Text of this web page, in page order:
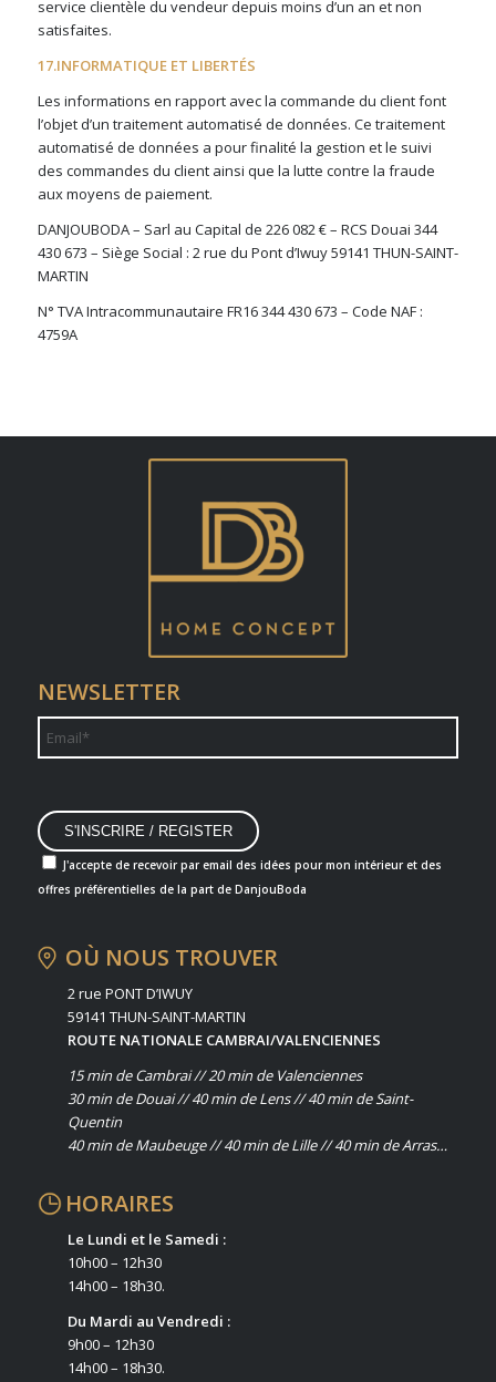
service clientèle du vendeur depuis moins d’un an et non
satisfaites.
17.INFORMATIQUE ET LIBERTÉS
Les informations en rapport avec la commande du client font
l’objet d’un traitement automatisé de données. Ce traitement
automatisé de données a pour finalité la gestion et le suivi
des commandes du client ainsi que la lutte contre la fraude
aux moyens de paiement.
DANJOUBODA – Sarl au Capital de 226 082 € – RCS Douai 344
430 673 – Siège Social : 2 rue du Pont d’Iwuy 59141 THUN-SAINT-
MARTIN
N° TVA Intracommunautaire FR16 344 430 673 – Code NAF :
4759A
NEWSLETTER
J'accepte de recevoir par email des idées pour mon intérieur et des
offres préférentielles de la part de DanjouBoda
OÙ NOUS TROUVER
2 rue PONT D’IWUY
59141 THUN-SAINT-MARTIN
ROUTE NATIONALE CAMBRAI/VALENCIENNES
15 min de Cambrai // 20 min de Valenciennes
30 min de Douai // 40 min de Lens // 40 min de Saint-
Quentin
40 min de Maubeuge // 40 min de Lille // 40 min de Arras…
HORAIRES
Le Lundi et le Samedi :
10h00 – 12h30
14h00 – 18h30.
Du Mardi au Vendredi :
9h00 – 12h30
14h00 – 18h30.